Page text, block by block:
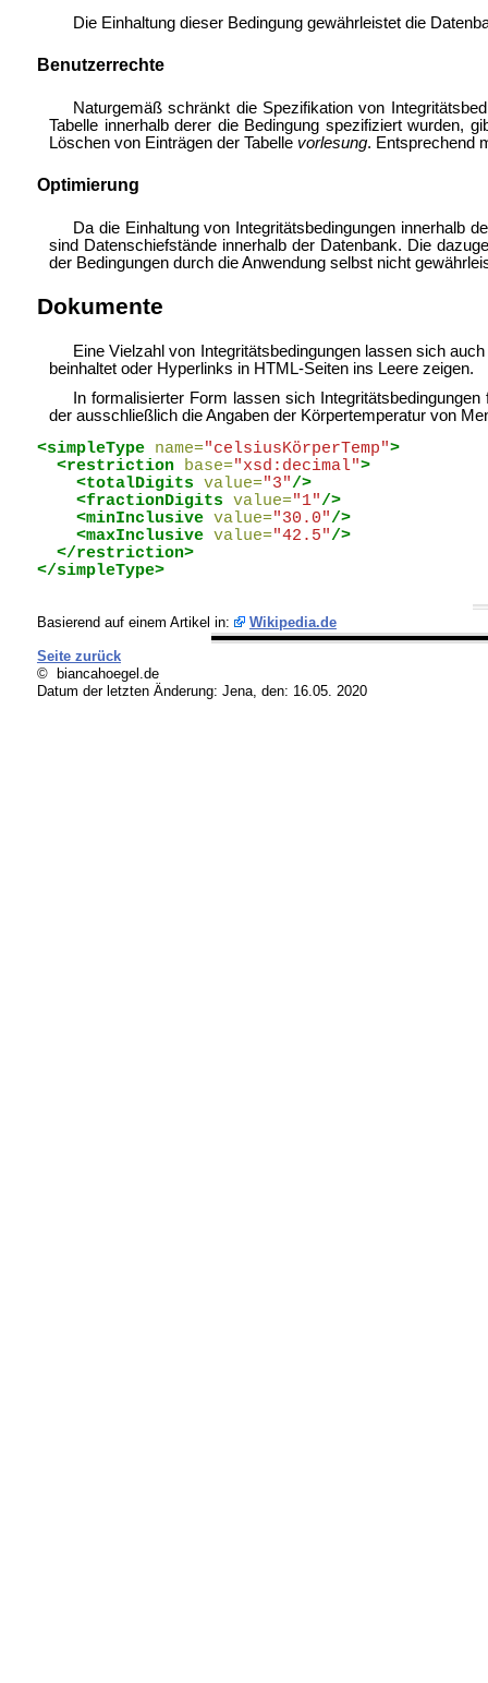
Die Einhaltung dieser Bedingung gewährleistet die
Benutzerrechte
Naturgemäß schränkt die Spezifikation von
Tabelle innerhalb derer die Bedingung spezifiziert wurden,
Löschen von Einträgen der Tabelle vorlesung. Entsprechend
Optimierung
Da die Einhaltung von Integritätsbedingungen innerhalb
sind Datenschiefstände innerhalb der Datenbank. Die
der Bedingungen durch die Anwendung selbst nicht
Dokumente
Eine Vielzahl von Integritätsbedingungen lassen sich
beinhaltet oder Hyperlinks in HTML-Seiten ins Leere zeigen.
In formalisierter Form lassen sich
der ausschließlich die Angaben der Körpertemperatur von
<simpleType
name="celsiusKörperTemp">
<restriction
base="xsd:decimal">
<totalDigits
value="3"/>
<fractionDigits
value="1"/>
<minInclusive value="30.0"/>
<maxInclusive value="42.5"/>
</restriction>
</simpleType>
Basierend auf einem Artikel in: Wikipedia.de
Seite zurück
© biancahoegel.de
Datum der letzten Änderung: Jena, den: 16.05. 2020